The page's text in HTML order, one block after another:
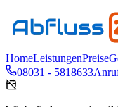
HomeLeistungenPreise
08031 - 5818633